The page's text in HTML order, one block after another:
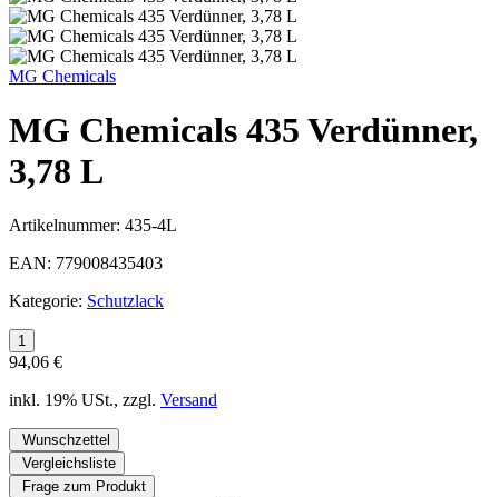
MG Chemicals
MG Chemicals 435 Verdünner,
3,78 L
Artikelnummer: 435-4L
EAN: 779008435403
Kategorie: Schutzlack
94,06 €
inkl. 19% USt., zzgl. Versand
Wunschzettel
Vergleichsliste
Frage zum Produkt